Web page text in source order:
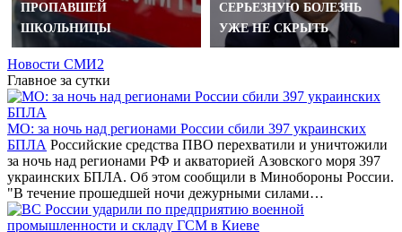
ПРОПАВШЕЙ
ШКОЛЬНИЦЫ
СЕРЬЕЗНУЮ БОЛЕЗНЬ
УЖЕ НЕ СКРЫТЬ
Новости СМИ2
Главное за сутки
МО: за ночь над регионами России сбили 397 украинских
БПЛА Российские средства ПВО перехватили и уничтожили
за ночь над регионами РФ и акваторией Азовского моря 397
украинских БПЛА. Об этом сообщили в Минобороны России.
"В течение прошедшей ночи дежурными силами…